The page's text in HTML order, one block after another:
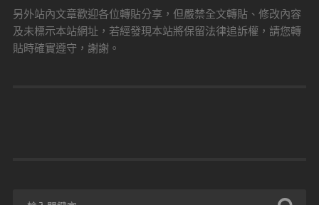
另外站內文章歡迎各位轉貼分享，但嚴禁全文轉貼、修改內容
及未標示本站網址，若經發現本站將保留法律追訴權，請您轉
貼時確實遵守，謝謝。